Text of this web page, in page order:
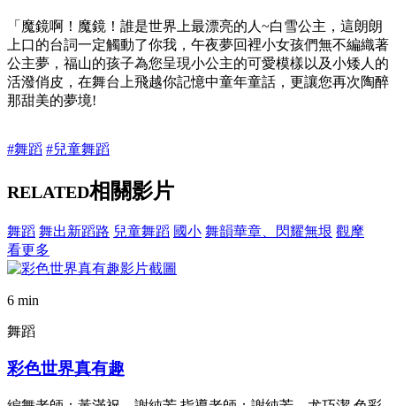
「魔鏡啊！魔鏡！誰是世界上最漂亮的人~白雪公主，這朗朗
上口的台詞一定觸動了你我，午夜夢回裡小女孩們無不編織著
公主夢，福山的孩子為您呈現小公主的可愛模樣以及小矮人的
活潑俏皮，在舞台上飛越你記憶中童年童話，更讓您再次陶醉
那甜美的夢境!
#舞蹈 #兒童舞蹈
RELATED相關影片
舞蹈 舞出新蹈路 兒童舞蹈 國小 舞韻華章、閃耀無垠 觀摩
看更多
6 min
舞蹈
彩色世界真有趣